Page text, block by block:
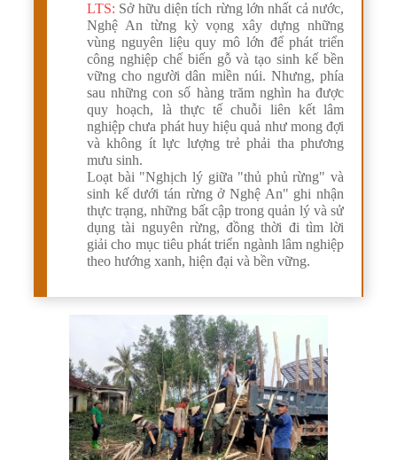
LTS: Sở hữu diện tích rừng lớn nhất cả nước,
Nghệ An từng kỳ vọng xây dựng những
vùng nguyên liệu quy mô lớn để phát triển
công nghiệp chế biến gỗ và tạo sinh kế bền
vững cho người dân miền núi. Nhưng, phía
sau những con số hàng trăm nghìn ha được
quy hoạch, là thực tế chuỗi liên kết lâm
nghiệp chưa phát huy hiệu quả như mong đợi
và không ít lực lượng trẻ phải tha phương
mưu sinh.
Loạt bài "Nghịch lý giữa "thủ phủ rừng" và
sinh kế dưới tán rừng ở Nghệ An" ghi nhận
thực trạng, những bất cập trong quản lý và sử
dụng tài nguyên rừng, đồng thời đi tìm lời
giải cho mục tiêu phát triển ngành lâm nghiệp
theo hướng xanh, hiện đại và bền vững.